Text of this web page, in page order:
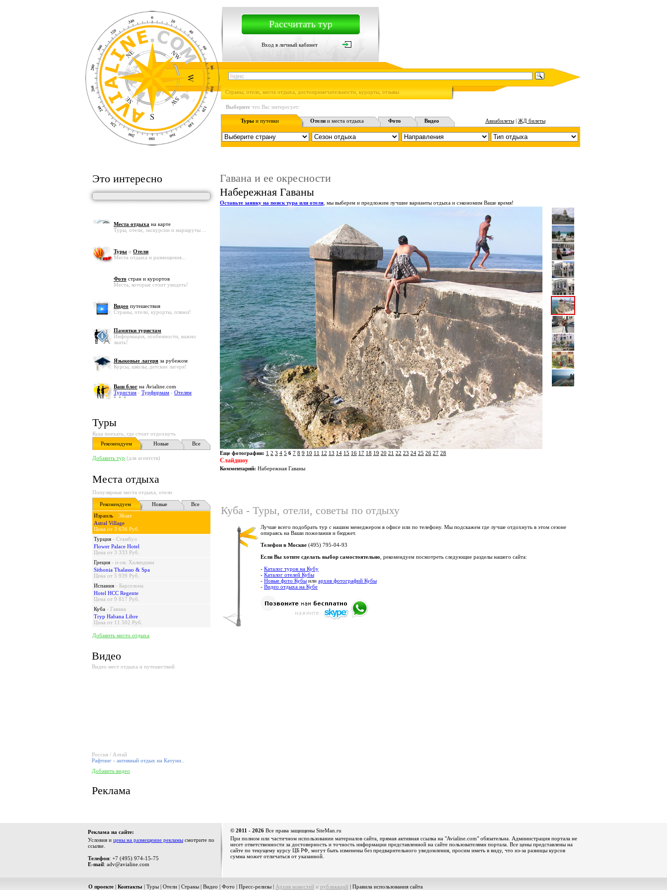
Рассчитать тур
Вход в личный кабинет
Страны, отели, места отдыха, достопримечательности, курорты, отзывы
Выберите что Вас интересует:
Турыи путевки Отели и места отдыха Фото Видео Авиабилеты| ЖД билеты
Это интересно
Места отдыха на карте
Туры, отели, экскурсии и маршруты ...
Туры и Отели
Места отдыха и размещения...
Фото стран и курортов
Места, которые стоит увидеть!
Видео путешествия
Страны, отели, курорты, пляжи!
Памятки туристам
Информация, особенности, важно
знать!
Языковые лагеря за рубежом
Курсы, школы, детские лагеря!
Ваш блог на Avialine.com
Туристам - Турфирмам - Отелям
Туры
Куда поехать, где стоит отдохнуть
Рекомендуем
Новые Все
Добавить тур (для агентств)
Места отдыха
Популярные места отдыха, отели
Рекомендуем
Новые
Все
Израиль - Эйлат
Astral Village
Цена от 3 636 Руб.
Турция - Стамбул
Flower Palace Hotel
Цена от 3 333 Руб.
Греция - п-ов. Халкидики
Sithonia Thalasso & Spa
Цена от 5 939 Руб.
Испания - Барселона
Hotel HCC Regente
Цена от 9 817 Руб.
Куба - Гавана
Tryp Habana Libre
Цена от 11 502 Руб.
Добавить место отдыха
Видео
Видео мест отдыха и путешествий
Россия / Алтай
Рафтинг - активный отдых на Катуни..
Добавить видео
Реклама
Гавана и ее окресности
Набережная Гаваны
Оставьте заявку на поиск тура или отеля , мы выберем и предложим лучшие варианты отдыха и сэкономим Ваше время!
Еще фотографии: 1 2 3 4 5 6 7 8 9 10 11 12 13 14 15 16 17 18 19 20 21 22 23 24 25 26 27 28
Слайдшоу
Комментарий: Набережная Гаваны
Куба - Туры, отели, советы по отдыху
Лучше всего подобрать тур с нашим менеджером в офисе или по телефону. Мы подскажем где лучше отдохнуть в этом сезоне
опираясь на Ваши пожелания и бюджет.
Телефон в Москве (495) 795-04-93
Если Вы хотите сделать выбор самостоятельно , рекомендуем посмотреть следующие разделы нашего сайта:
- Каталог туров на Кубу
- Каталог отелей Кубы
- Новые фото Кубы или архив фотографий Кубы
- Видео отдыха на Кубе
Реклама на сайте:
Условия и цены на размещение рекламы смотрите по
ссылке.
Телефон: +7 (495) 974-15-75
E-mail: adv@avialine.com
© 2011 - 2026 Все права защищены SiteMan.ru
При полном или частичном использовании материалов сайта, прямая активная ссылка на "Avialine.com" обязательна. Администрация портала не
несет ответственности за достоверность и точность информации представленной на сайте пользователями портала. Все цены представлены на
сайте по текущему курсу ЦБ РФ, могут быть изменены без предварительного уведомления, просим иметь в виду, что из-за разницы курсов
сумма может отличаться от указанной.
О проекте | Контакты | Туры | Отели | Страны | Видео | Фото | Пресс-релизы | Архив новостей и публикаций | Правила использования сайта